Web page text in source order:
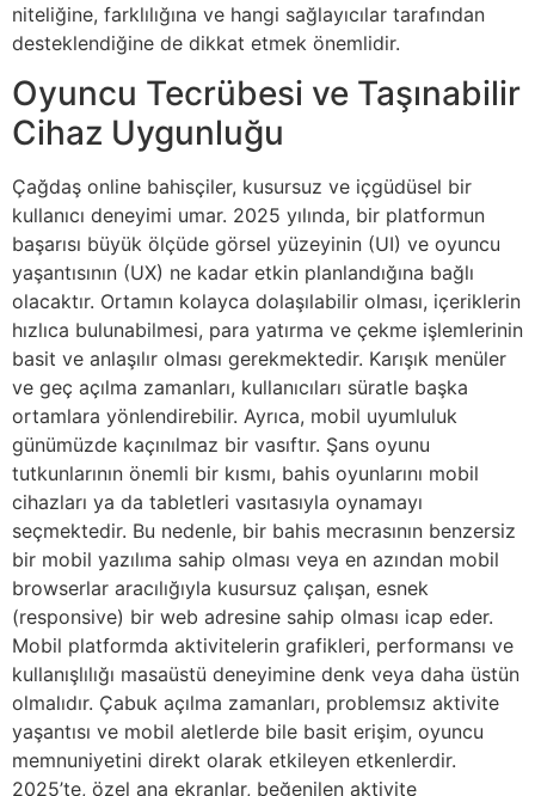
niteliğine, farklılığına ve hangi sağlayıcılar tarafından
desteklendiğine de dikkat etmek önemlidir.
Oyuncu Tecrübesi ve Taşınabilir
Cihaz Uygunluğu
Çağdaş online bahisçiler, kusursuz ve içgüdüsel bir
kullanıcı deneyimi umar. 2025 yılında, bir platformun
başarısı büyük ölçüde görsel yüzeyinin (UI) ve oyuncu
yaşantısının (UX) ne kadar etkin planlandığına bağlı
olacaktır. Ortamın kolayca dolaşılabilir olması, içeriklerin
hızlıca bulunabilmesi, para yatırma ve çekme işlemlerinin
basit ve anlaşılır olması gerekmektedir. Karışık menüler
ve geç açılma zamanları, kullanıcıları süratle başka
ortamlara yönlendirebilir. Ayrıca, mobil uyumluluk
günümüzde kaçınılmaz bir vasıftır. Şans oyunu
tutkunlarının önemli bir kısmı, bahis oyunlarını mobil
cihazları ya da tabletleri vasıtasıyla oynamayı
seçmektedir. Bu nedenle, bir bahis mecrasının benzersiz
bir mobil yazılıma sahip olması veya en azından mobil
browserlar aracılığıyla kusursuz çalışan, esnek
(responsive) bir web adresine sahip olması icap eder.
Mobil platformda aktivitelerin grafikleri, performansı ve
kullanışlılığı masaüstü deneyimine denk veya daha üstün
olmalıdır. Çabuk açılma zamanları, problemsız aktivite
yaşantısı ve mobil aletlerde bile basit erişim, oyuncu
memnuniyetini direkt olarak etkileyen etkenlerdir.
2025’te, özel ana ekranlar, beğenilen aktivite